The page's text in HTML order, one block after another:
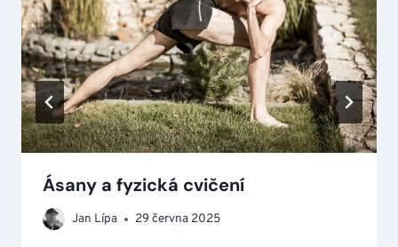
Ásany a fyzická cvičení
Jan Lípa 29 června 2025